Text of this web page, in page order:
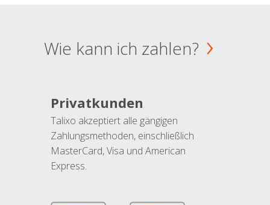
Wie kann ich zahlen?
Privatkunden
Talixo akzeptiert alle gängigen
Zahlungsmethoden, einschließlich
MasterCard, Visa und American
Express.